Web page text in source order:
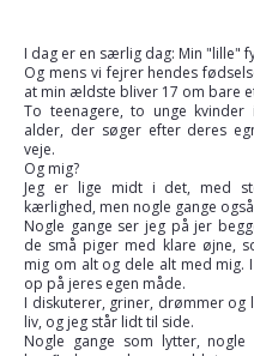
I dag er en særlig dag: Min "lille"
Og mens vi fejrer hendes
at min ældste bliver 17 om bare
To teenagere, to unge kvinder
alder, der søger efter deres
veje.
Og mig?
Jeg er lige midt i det, med
kærlighed, men nogle gange
Nogle gange ser jeg på jer
de små piger med klare øjne,
mig om alt og dele alt med mig.
op på jeres egen måde.
I diskuterer, griner, drømmer og
liv, og jeg står lidt til side.
Nogle gange som lytter, nogle